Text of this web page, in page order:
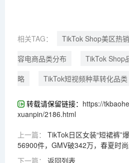
相关TAG： TikTok Shop美区热
容电商品类分布
TikTok Shop
略
TikTok短视频种草转化品类
转载请保留链接： https://
xuanpin/2186.html
上一篇：
TikTok日区女装“短裙裤”
56900件，GMV破342万，春夏时
下一篇：
返回列表